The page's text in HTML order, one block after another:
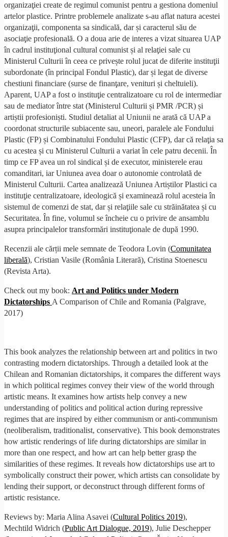
organizaţiei create de regimul comunist pentru a gestiona domeniul
artelor plastice. Printre problemele analizate s-au aflat natura acestei
organizaţii, componenta sa sindicală, dar și caracterul său de
asociaţie profesională. O a doua arie de interes a vizat situarea UAP
în cadrul instituţional cultural comunist și al relaţiei sale cu
Ministerul Culturii în ceea ce privește rolul jucat de diferite instituţii
subordonate (în principal Fondul Plastic), dar și legat de diverse
chestiuni financiare (surse de finanţare, venituri și cheltuieli).
Aparent, UAP a fost o instituţie centralizatoare cu rol de intermediar
sau de mediator între stat (Ministerul Culturii și PMR /PCR) și
artiștii profesioniști. Studiul detaliat al Uniunii ne arată că UAP a
coordonat structurile subiacente sau, uneori, paralele ale Fondului
Plastic (FP) și Combinatului Fondului Plastic (CFP), dar că relaţia sa
cu acestea și cu Ministerul Culturii a variat în cele patru decenii. În
timp ce FP avea un rol sindical și de executor, ministerele erau
comanditari, iar Uniunea avea doar o autonomie controlată de
Ministerul Culturii. Cartea analizează Uniunea Artiștilor Plastici ca
instituţie centralizatoare, ideologică și examinează rolul acesteia în
sistemul de comenzi de stat, dar și relaţiile sale cu străinătatea și cu
Securitatea. În fine, volumul se încheie cu o privire de ansamblu
asupra principalelor transformări instituţionale de după 1990.
Recenzii ale cărții mele semnate de Teodora Lovin (Comunitatea
liberală), Cristian Vasile (România Literară), Cristina Stoenescu
(Revista Arta).
Check out my book: Art and Politics under Modern
Dictatorships A Comparison of Chile and Romania (Palgrave,
2017)
This book analyzes the relationship between art and politics in two
contrasting modern dictatorships. Through a detailed look at the
Chilean and Romanian dictatorships, it compares the different ways
in which political regimes convey their view of the world through
artistic means. It examines how artists help convey a new
understanding of politics and political action during repressive
regimes that are inspired by either communism or anti-communism
(neoliberalism, traditionalist, conservative). This book demonstrates
how artistic renderings of life during dictatorships are similar in
more than one respect, and how art can help better grasp the
similarities of these regimes. It reveals how dictatorships use art to
symbolically construct their power, which artists can consolidate by
lending their support, or deconstruct through different forms of
artistic resistance.
Reviews by: Maria Alina Asavei (Cultural Politics 2019),
Mechtild Widrich (Public Art Dialogue, 2019), Julie Deschepper